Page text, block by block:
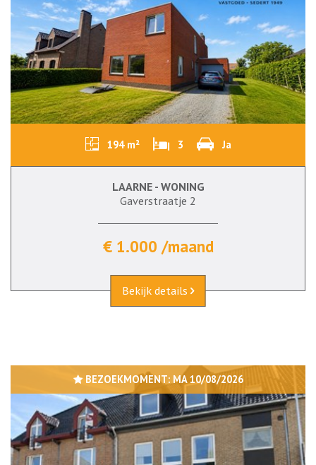
194 m² 3 Ja
LAARNE - WONING
Gaverstraatje 2
€ 1.000 /maand
Bekijk details
BEZOEKMOMENT:MA 10/08/2026